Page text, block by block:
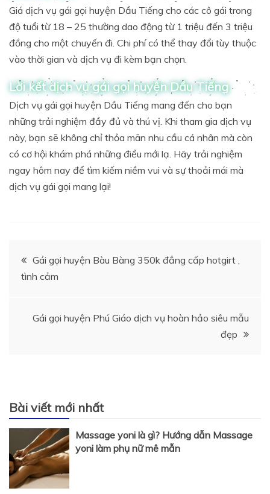
Giá dịch vụ gái gọi huyện Dầu Tiếng cho các cô gái trong
độ tuổi từ 18 – 25 thường dao động từ 1 triệu đến 3 triệu
đồng cho một chuyến đi. Chi phí có thể thay đổi tùy thuộc
vào thời gian và dịch vụ đi kèm bạn chọn.
Lời kết dịch vụ gái gọi huyện Dầu Tiếng
Dịch vụ gái gọi huyện Dầu Tiếng mang đến cho bạn
những trải nghiệm đầy đủ và thú vị. Khi tham gia dịch vụ
này, bạn sẽ không chỉ thỏa mãn nhu cầu cá nhân mà còn
có cơ hội khám phá những điều mới lạ. Hãy trải nghiệm
ngay hôm nay để tìm kiếm niềm vui và sự thoải mái mà
dịch vụ gái gọi mang lại!
Điều
hướng
bài
Gái gọi huyện Bàu Bàng 350k đẳng cấp hotgirt ,
tình cảm
Gái gọi huyện Phú Giáo dịch vụ hoàn hảo siêu mẫu
đẹp
Bài viết mới nhất
Massage yoni là gì? Hướng dẫn Massage
yoni làm phụ nữ mê mẫn